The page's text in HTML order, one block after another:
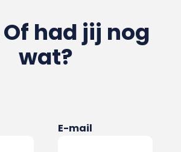
had jij nog
wat?
E-mail